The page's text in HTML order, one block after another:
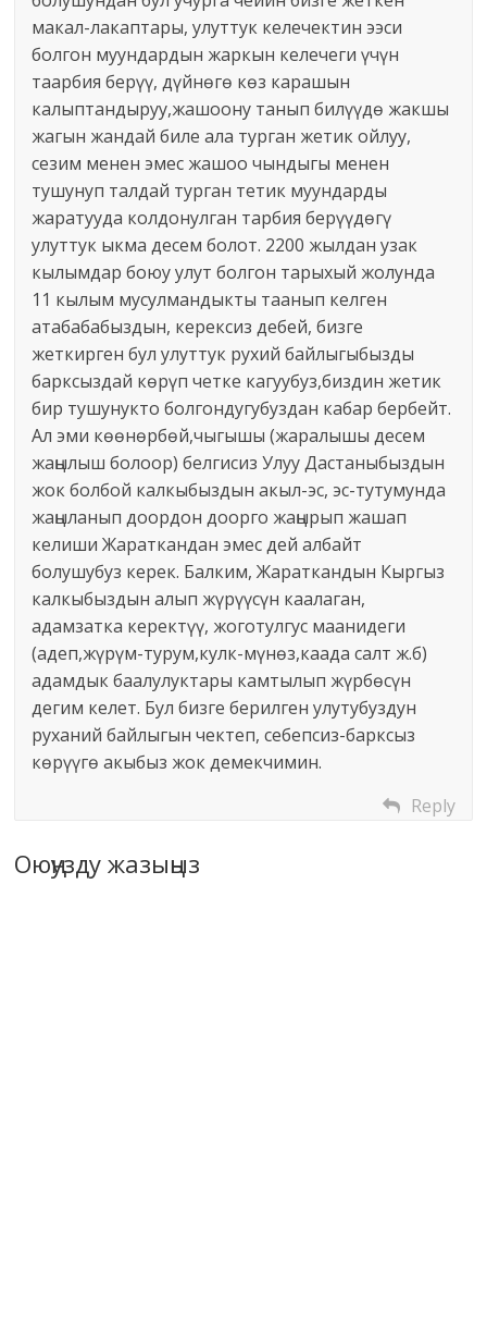
макал-лакаптары, улуттук келечектин ээси
болгон муундардын жаркын келечеги үчүн
таарбия берүү, дүйнөгө көз карашын
калыптандыруу,жашоону танып билүүдө жакшы
жагын жандай биле ала турган жетик ойлуу,
сезим менен эмес жашоо чындыгы менен
тушунуп талдай турган тетик муундарды
жаратууда колдонулган тарбия берүүдөгү
улуттук ыкма десем болот. 2200 жылдан узак
кылымдар боюу улут болгон тарыхый жолунда
11 кылым мусулмандыкты таанып келген
атабабабыздын, керексиз дебей, бизге
жеткирген бул улуттук рухий байлыгыбызды
барксыздай көрүп четке кагуубуз,биздин жетик
бир тушунукто болгондугубуздан кабар бербейт.
Ал эми көөнөрбөй,чыгышы (жаралышы десем
жаңылыш болоор) белгисиз Улуу Дастаныбыздын
жок болбой калкыбыздын акыл-эс, эс-тутумунда
жаңыланып доордон доорго жаңырып жашап
келиши Жараткандан эмес дей албайт
болушубуз керек. Балким, Жараткандын Кыргыз
калкыбыздын алып жүрүүсүн каалаган,
адамзатка керектүү, жоготулгус маанидеги
(адеп,жүрүм-турум,кулк-мүнөз,каада салт ж.б)
адамдык баалулуктары камтылып жүрбөсүн
дегим келет. Бул бизге берилген улутубуздун
руханий байлыгын чектеп, себепсиз-барксыз
көрүүгө акыбыз жок демекчимин.
Reply
Оюңузду жазыңыз